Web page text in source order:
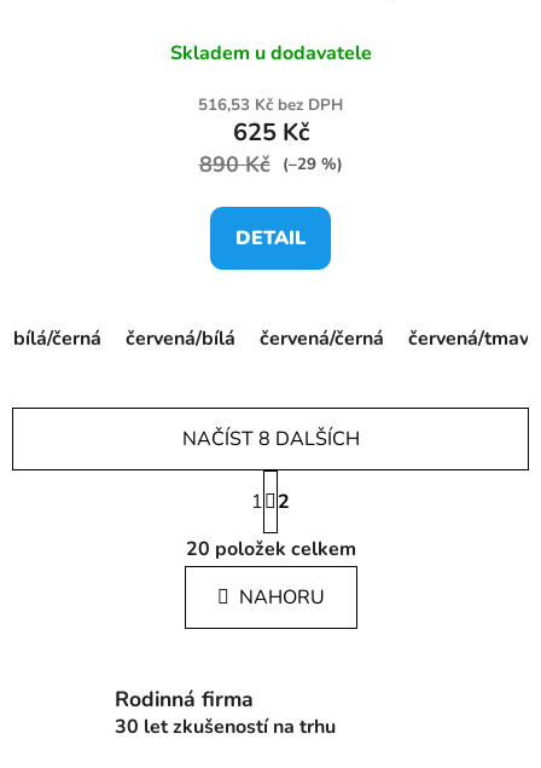
Skladem u dodavatele
516,53 Kč bez DPH
625 Kč
890 Kč (–29 %)
DETAIL
bílá/černá červená/bílá červená/černá červená/
O
v
l
á
d
í
p
NAČÍST 8 DALŠÍCH
S
t
r
á
n
k
1
2
20 položek celkem
NAHORU
Rodinná firma
30 let zkušeností na trhu